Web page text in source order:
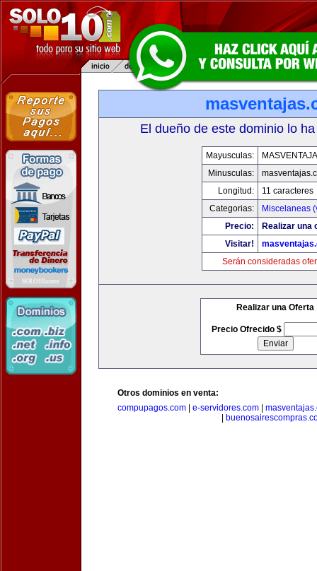
El dueño de este dominio lo
Mayusculas:
Minusculas:
Longitud:
11 caracteres
Categorias:
Miscelaneas
Precio:
Realizar una
Visitar!
Serán consideradas
Realizar una Oferta
Precio Ofrecido $
Otros dominios en venta:
compupagos.com
e-servidores.com